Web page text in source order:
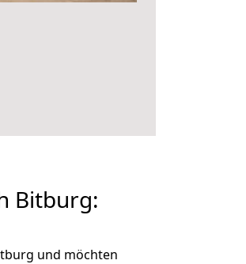
Bitburg:
und möchten